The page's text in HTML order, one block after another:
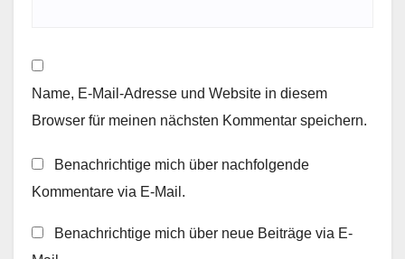
Name, E-Mail-Adresse und Website in diesem
Browser für meinen nächsten Kommentar speichern.
Benachrichtige mich über nachfolgende
Kommentare via E-Mail.
Benachrichtige mich über neue Beiträge via E-